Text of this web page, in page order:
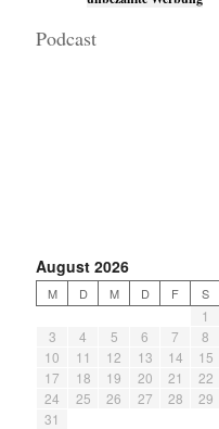
Podcast
August 2026
M D M D F S
1
3
4 5 6 7 8
10
11 12 13 14 15
17
18 19 20 21 22
24
25 26 27 28 29
31